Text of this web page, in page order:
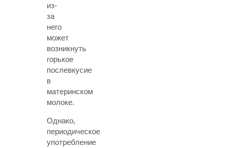
из-
за
него
может
возникнуть
горькое
послевкусие
в
материнском
молоке.
Однако,
периодическое
употребление